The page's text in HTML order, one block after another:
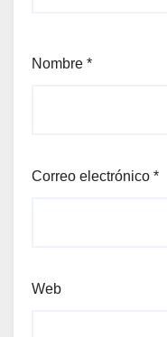
Nombre *
Correo electrónico *
Web